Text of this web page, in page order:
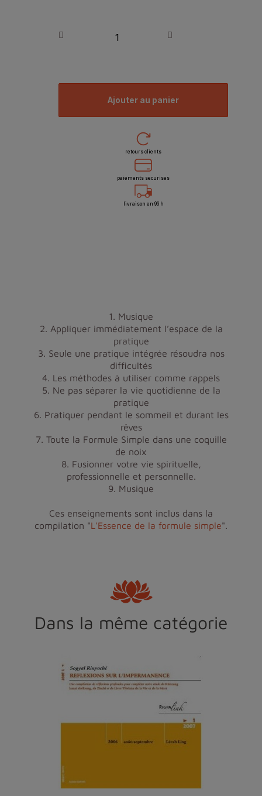
ajouter au panier
retours clients
paiements securises
livraison en 96 h
1. Musique
2. Appliquer immédiatement l’espace de la
pratique
3. Seule une pratique intégrée résoudra nos
difficultés
4. Les méthodes à utiliser comme rappels
5. Ne pas séparer la vie quotidienne de la
pratique
6. Pratiquer pendant le sommeil et durant les
rêves
7. Toute la Formule Simple dans une coquille
de noix
8. Fusionner votre vie spirituelle,
professionnelle et personnelle.
9. Musique
Ces enseignements sont inclus dans la
compilation "L'Essence de la formule simple".
Dans la même catégorie